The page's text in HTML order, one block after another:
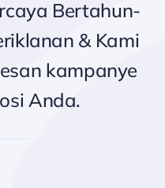
Bertahun-
& Kami
kampanye
Anda.